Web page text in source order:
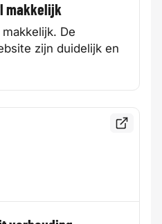
makkelijk
De
zijn duidelijk en
Bekijk